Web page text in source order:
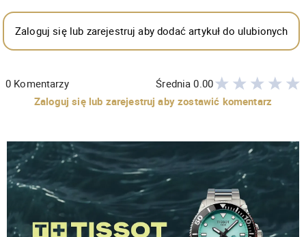
Zaloguj się lub zarejestruj aby dodać artykuł do ulubionych
0 Komentarzy Średnia0.00
Zaloguj się lub zarejestruj aby zostawić komentarz